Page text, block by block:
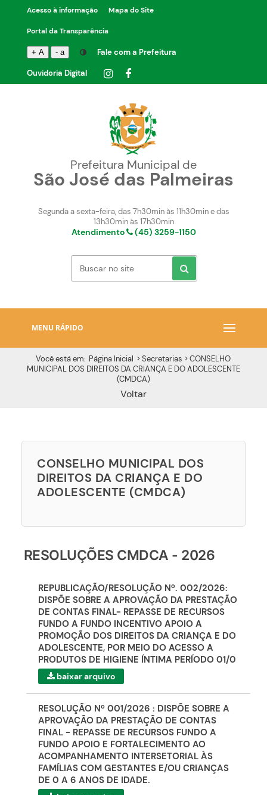
Acesso à informação Mapa do Site
Portal da Transparência
+ A - a Fale com a Prefeitura
Ouvidoria Digital
Prefeitura Municipal de
São José das Palmeiras
Segunda a sexta-feira, das 7h30min às 11h30min e das
13h30min às 17h30min
Atendimento (45) 3259-1150
MENU RÁPIDO
Você está em: Página Inicial > Secretarias >CONSELHO
MUNICIPAL DOS DIREITOS DA CRIANÇA E DO ADOLESCENTE
(CMDCA)
Voltar
CONSELHO MUNICIPAL DOS
DIREITOS DA CRIANÇA E DO
ADOLESCENTE (CMDCA)
RESOLUÇÕES CMDCA - 2026
REPUBLICAÇÃO/RESOLUÇÃO Nº. 002/2026:
DISPÕE SOBRE A APROVAÇÃO DA PRESTAÇÃO
DE CONTAS FINAL- REPASSE DE RECURSOS
FUNDO A FUNDO INCENTIVO APOIO A
PROMOÇÃO DOS DIREITOS DA CRIANÇA E DO
ADOLESCENTE, POR MEIO DO ACESSO A
PRODUTOS DE HIGIENE ÍNTIMA PERÍODO 01/0
baixar arquivo
RESOLUÇÃO Nº 001/2026 : DISPÕE SOBRE A
APROVAÇÃO DA PRESTAÇÃO DE CONTAS
FINAL - REPASSE DE RECURSOS FUNDO A
FUNDO APOIO E FORTALECIMENTO AO
ACOMPANHAMENTO INTERSETORIAL ÀS
FAMÍLIAS COM GESTANTES E/OU CRIANÇAS
DE 0 A 6 ANOS DE IDADE.